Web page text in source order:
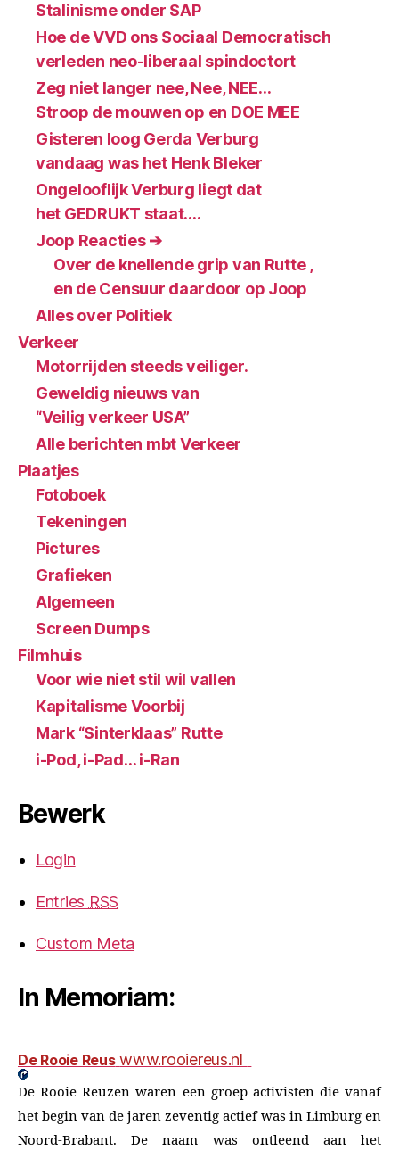
Stalinisme onder SAP
Hoe de VVD ons Sociaal Democratisch
verleden neo-liberaal spindoctort
Zeg niet langer nee, Nee, NEE…
Stroop de mouwen op en DOE MEE
Gisteren loog Gerda Verburg
vandaag was het Henk Bleker
Ongelooflijk Verburg liegt dat
het GEDRUKT staat….
Joop Reacties ➔
Over de knellende grip van Rutte ,
en de Censuur daardoor op Joop
Alles over Politiek
Verkeer
Motorrijden steeds veiliger.
Geweldig nieuws van
“Veilig verkeer USA”
Alle berichten mbt Verkeer
Plaatjes
Fotoboek
Tekeningen
Pictures
Grafieken
Algemeen
Screen Dumps
Filmhuis
Voor wie niet stil wil vallen
Kapitalisme Voorbij
Mark “Sinterklaas” Rutte
i-Pod, i-Pad… i-Ran
Bewerk
Login
Entries RSS
Custom Meta
In Memoriam:
De Rooie Reus www.rooiereus.nl
De Rooie Reuzen waren een groep activisten die vanaf
het begin van de jaren zeventig actief was in Limburg en
Noord-Brabant. De naam was ontleend aan het